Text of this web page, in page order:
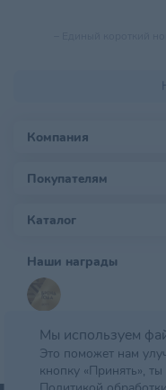
Компания
Покупателям
Каталог
Наши награды
Мы используем
Это поможет нам
кнопку «Принять»,